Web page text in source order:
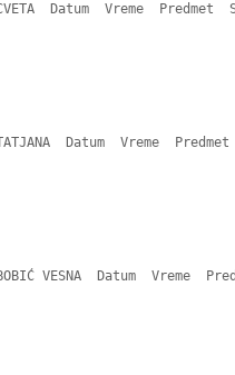
Datum  Vreme  Predmet
Datum  Vreme
VESNA  Datum  Vreme